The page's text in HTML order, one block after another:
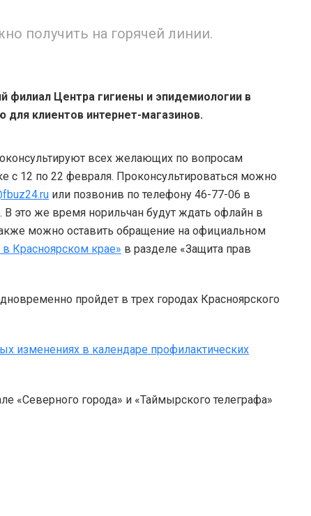
получить на горячей линии.
филиал Центра гигиены и эпидемиологии в
для клиентов интернет-магазинов.
всех желающих по вопросам
с 12 по 22 февраля. Проконсультироваться можно
или позвонив по телефону 46-77-06 в
В это же время норильчан будут ждать офлайн в
можно оставить обращение на официальном
Красноярском крае» в разделе «Защита прав
пройдет в трех городах Красноярского
изменениях в календаре профилактических
«Северного города» и «Таймырского телеграфа»